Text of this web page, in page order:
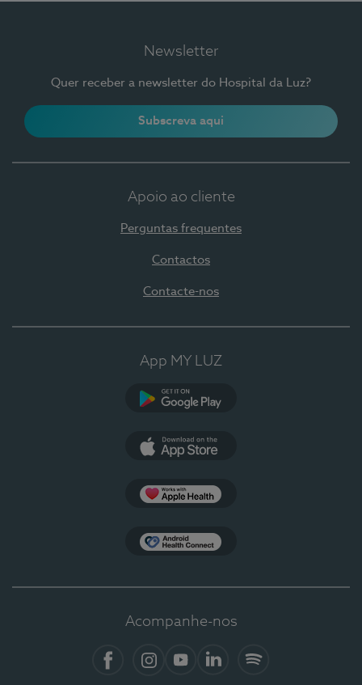
Newsletter
Quer receber a newsletter do Hospital da Luz?
Subscreva aqui
Apoio ao cliente
Perguntas frequentes
Contactos
Contacte-nos
App MY LUZ
Acompanhe-nos